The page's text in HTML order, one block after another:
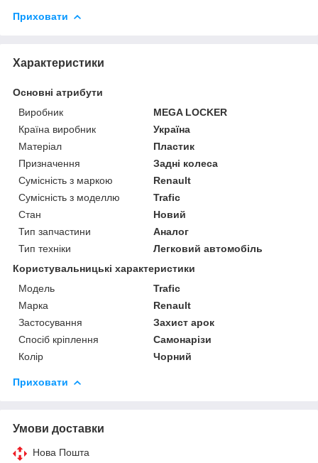
Приховати
Характеристики
Основні атрибути
Виробник
MEGA LOCKER
Країна виробник
Україна
Матеріал
Пластик
Призначення
Задні колеса
Сумісність з маркою
Renault
Сумісність з моделлю
Trafic
Стан
Новий
Тип запчастини
Аналог
Тип техніки
Легковий автомобіль
Користувальницькі характеристики
Мoдель
Trafic
Марка
Renault
Застосування
Захист арок
Спосіб кріплення
Самонарізи
Колір
Чорний
Приховати
Умови доставки
Нова Пошта